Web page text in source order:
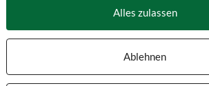
Alles zulassen
Ablehnen